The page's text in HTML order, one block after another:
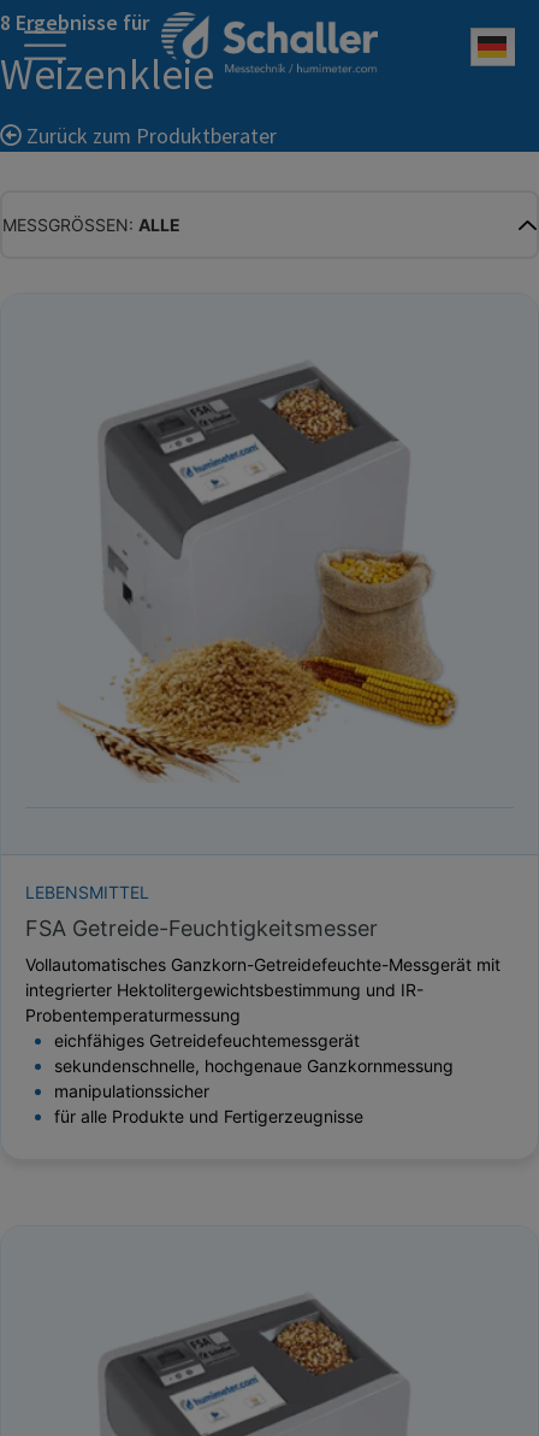
8 Ergebnisse für
Weizenkleie
Zurück zum Produktberater
MESSGRÖSSEN: ALLE
ABSOLUTE FEUCHTE
TEMPERATUR
GLEICHGEWICHTSFEUCHTE
WASSERAKTIVITÄT
TROCKENSUBSTANZ
HEKTOLITERGEWICHT
TAUPUNKT
SCHÜTTDICHTE
GEWICHT / MASSE
LEBENSMITTEL
FSA Getreide-Feuchtigkeitsmesser
Vollautomatisches Ganzkorn-Getreidefeuchte-Messgerät mit
integrierter Hektolitergewichtsbestimmung und IR-
Probentemperaturmessung
eichfähiges Getreidefeuchtemessgerät
sekundenschnelle, hochgenaue Ganzkornmessung
manipulationssicher
für alle Produkte und Fertigerzeugnisse